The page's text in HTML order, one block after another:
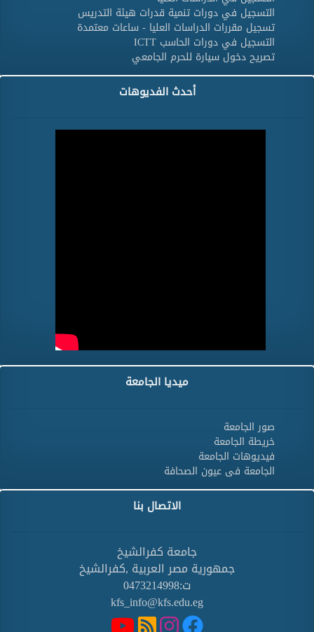
التسجيل في دورات تنمية قدرات هيئة التدريس
تسجيل مقررات الدراسات العليا - ساعات معتمدة
التسجيل في دورات الحاسب ICTT
تصريح دخول سيارة للحرم الجامعي
أحدث الفديوهات
ميديا الجامعة
صور الجامعة
خريطة الجامعة
فيديوهات الجامعة
الجامعة فى عيون الصحافة
الاتصال بنا
جامعة كفرالشيخ
جمهورية مصر العربية ,كفرالشيخ
ت:0473214998
kfs_info@kfs.edu.eg